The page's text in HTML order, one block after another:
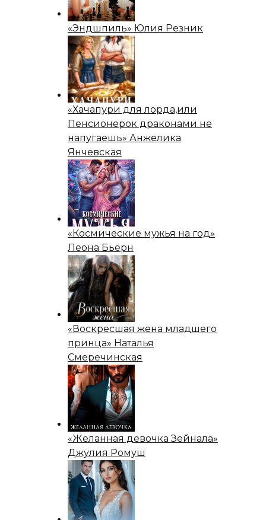
«Эндшпиль» Юлия Резник
«Хачапури для лорда,или
Пенсионерок драконами не
напугаешь» Анжелика
Янчевская
«Космические мужья на год»
Леона Бьёрн
«Воскресшая жена младшего
принца» Наталья
Смеречинская
«Желанная девочка Зейнала»
Джулия Ромуш